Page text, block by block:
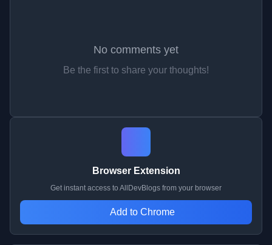
No comments yet
Be the first to share your thoughts!
Browser Extension
Get instant access to AllDevBlogs from your browser
Add to Chrome